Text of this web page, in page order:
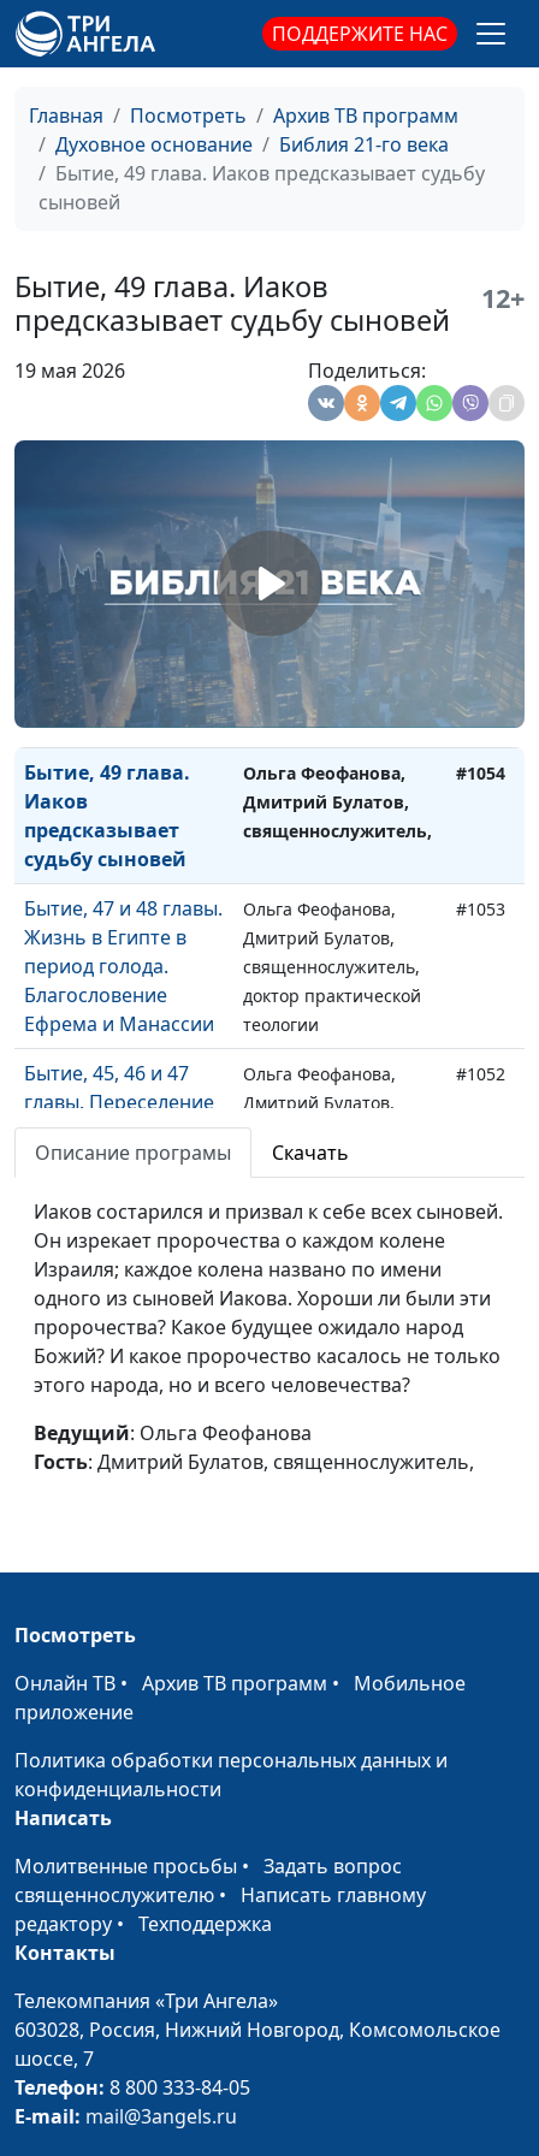
ПОДДЕРЖИТЕ НАС
Главная Посмотреть
Архив ТВ программ
Духовное основание
Библия 21-го века
Бытие, 49 глава. Иаков предсказывает судьбу
сыновей
Бытие, 49 глава. Иаков
предсказывает судьбу сыновей
12+
19 мая 2026 Поделиться:
Память о завете
Павел Жуков,
священнослужитель
беда начало
Павел Жуков,
священнослужитель
Исход, 4 глава.
Исход, 3 глава.
Явление Ангела
Господня
Мария Мараханова,
Павел Жуков,
священнослужитель
#2003
Мария Мараханова,
Павел Жуков,
священнослужитель
#2002
Исход, 1 глава. От
триумфа до
забвения
Мария Мараханова,
Павел Жуков,
священнослужитель
#2001
Бытие, 49 и 50 главы.
Погребение Иакова
и жизнь Иосифа
после смерти отца
Ольга Феофанова,
Дмитрий Булатов,
священнослужитель,
#1055
Бытие, 49 глава.
Иаков
предсказывает
судьбу сыновей
Ольга Феофанова,
Дмитрий Булатов,
священнослужитель,
#1054
Бытие, 47 и 48 главы.
Жизнь в Египте в
период голода.
Благословение
Ефрема и Манассии
Ольга Феофанова,
Дмитрий Булатов,
священнослужитель,
доктор практической
теологии
#1053
Бытие, 45, 46 и 47
главы. Переселение
семьи Иакова в
Египет
Ольга Феофанова,
Дмитрий Булатов,
священнослужитель,
доктор практической
#1052
Бытие, 45 глава.
Иосиф открывается
братьям
Ольга Феофанова,
Дмитрий Булатов,
священнослужитель,
доктор практической
теологии
Бытие, 44 глава.
Дело с серебряной
чашей: проверка
Дмитрий Булатов,
священнослужитель,
Бытие, 43 и 44 главы.
братьев Иосифа в
Ольга Феофанова,
теологии
#1049
Бытие, 42 глава.
Встреча Иосифа с
братьями
Дмитрий Булатов,
Бытие, 41 глава. От
заключенного до
государственного
Ольга Феофанова,
Дмитрий Булатов,
теологии
Бытие, 40 и 41 главы.
Иосиф в темнице
толкует сны
Дмитрий Булатов,
Описание програмы Скачать
Иаков состарился и призвал к себе всех сыновей.
Он изрекает пророчества о каждом колене
Израиля; каждое колена названо по имени
одного из сыновей Иакова. Хороши ли были эти
пророчества? Какое будущее ожидало народ
Божий? И какое пророчество касалось не только
этого народа, но и всего человечества?
Ведущий: Ольга Феофанова
Гость: Дмитрий Булатов, священнослужитель,
Посмотреть
Онлайн ТВ • Архив ТВ программ • Мобильное
приложение
Политика обработки персональных данных и
конфиденциальности
Написать
Молитвенные просьбы • Задать вопрос
священнослужителю • Написать главному
редактору • Техподдержка
Контакты
Телекомпания «Три Ангела»
603028, Россия, Нижний Новгород, Комсомольское
шоссе, 7
Телефон: 8 800 333-84-05
E-mail: mail@3angels.ru